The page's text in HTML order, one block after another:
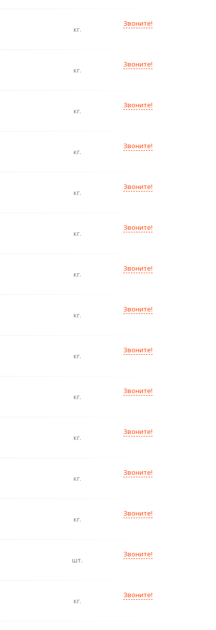
кг.
Звоните!
кг.
Звоните!
кг.
Звоните!
кг.
Звоните!
кг.
Звоните!
кг.
Звоните!
кг.
Звоните!
кг.
Звоните!
кг.
Звоните!
кг.
Звоните!
кг.
Звоните!
кг.
Звоните!
кг.
Звоните!
шт.
Звоните!
кг.
Звоните!